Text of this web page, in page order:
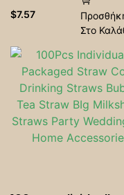
$7.57
Στο